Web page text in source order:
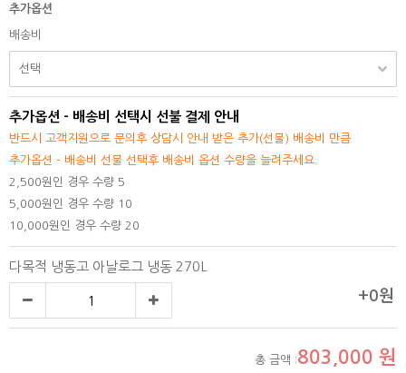
추가옵션
배송비
추가옵션 - 배송비 선택시 선불 결제 안내
반드시 고객지원으로 문의후 상담시 안내 받은 추가(선불) 배송비 만큼
추가옵션 - 배송비 선불 선택후 배송비 옵션 수량을 늘려주세요.
2,500원인 경우 수량 5
5,000원인 경우 수량 10
10,000원인 경우 수량 20
다목적 냉동고 아날로그 냉동 270L
+0원
총 금액 :803,000 원